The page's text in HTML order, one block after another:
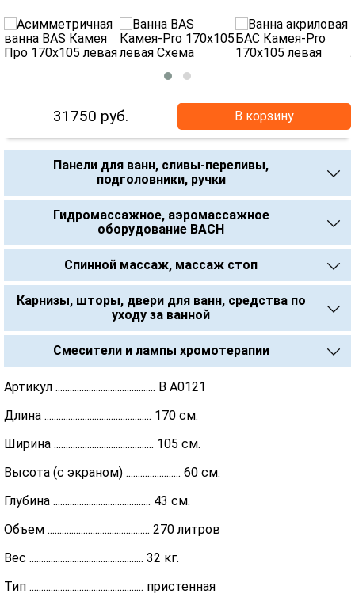
31750 руб. В корзину
Панели для ванн, сливы-переливы,
подголовники, ручки
Гидромассажное, аэромассажное
оборудование BACH
Спинной массаж, массаж стоп
Карнизы, шторы, двери для ванн, средства по
уходу за ванной
Смесители и лампы хромотерапии
Артикул .......................................... В А0121
Длина ............................................. 170 см.
Ширина .......................................... 105 см.
Высота (с экраном) ....................... 60 см.
Глубина ......................................... 43 см.
Объем ........................................... 270 литров
Вес ................................................ 32 кг.
Тип ................................................ пристенная